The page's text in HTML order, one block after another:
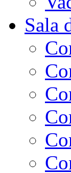
Sala